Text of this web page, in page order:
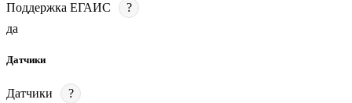
Поддержка ЕГАИС
?
да
Датчики
Датчики
?